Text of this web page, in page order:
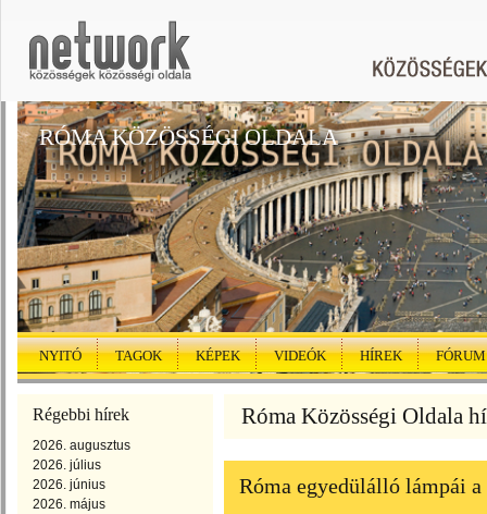
RÓMA KÖZÖSSÉGI OLDALA
NYITÓ TAGOK KÉPEK VIDEÓK HÍREK FÓRUM
Régebbi hírek
2026. augusztus
2026. július
2026. június
2026. május
Róma Közösségi Oldala
Róma egyedülálló lámpái